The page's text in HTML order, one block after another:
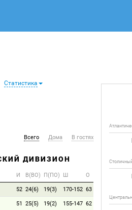
Статистика
Всего Дома В гостях
ДИВИЗИОН
И В(ВО) П(ПО) Ш О
52 24(6) 19(3) 170-152 63
51 25(5) 19(2) 155-147 62